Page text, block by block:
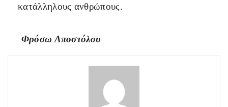
κατάλληλους ανθρώπους.
Φρόσω Αποστόλου